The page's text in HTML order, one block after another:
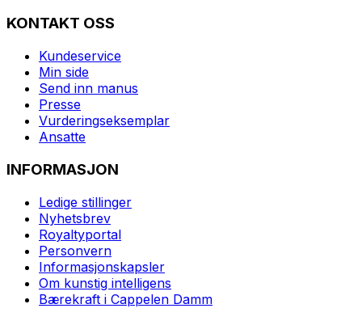
KONTAKT OSS
Kundeservice
Min side
Send inn manus
Presse
Vurderingseksemplar
Ansatte
INFORMASJON
Ledige stillinger
Nyhetsbrev
Royaltyportal
Personvern
Informasjonskapsler
Om kunstig intelligens
Bærekraft i Cappelen Damm